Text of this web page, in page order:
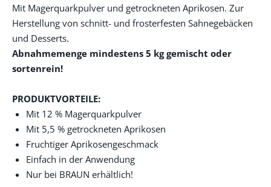
Mit Magerquarkpulver und getrockneten Aprikosen. Zur
Herstellung von schnitt- und frosterfesten Sahnegebäcken
und Desserts.
Abnahmemenge mindestens 5 kg gemischt oder
sortenrein!
PRODUKTVORTEILE:
Mit 12 % Magerquarkpulver
Mit 5,5 % getrockneten Aprikosen
Fruchtiger Aprikosengeschmack
Einfach in der Anwendung
Nur bei BRAUN erhältlich!